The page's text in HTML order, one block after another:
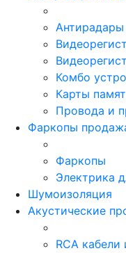
Антирадары
Комбо
Карты
Провода и
Фаркопы
Фаркопы
Электрика
Шумоизоляция
Акустические
RCA кабели